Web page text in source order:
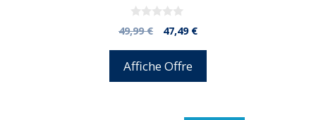
0
d
49,99€
El
original
era:
47,49 €El
Affiche Offre